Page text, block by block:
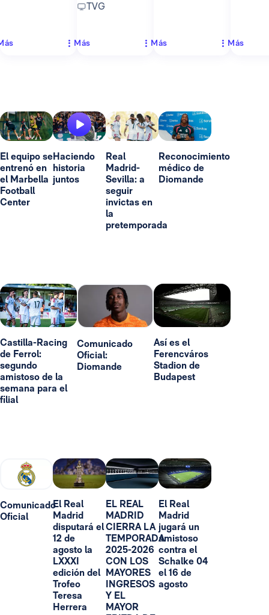
TVG
Más Más Más
El equipo se
entrenó en
el Marbella
Football
Center
Haciendo
historia
juntos
Real
Madrid-
Sevilla: a
seguir
invictas en
la
pretemporada
Reconocimiento
médico de
Diomande
Castilla-Racing
de Ferrol:
segundo
amistoso de la
semana para el
filial
Comunicado
Oficial:
Diomande
Así es el
Ferencváros
Stadion de
Budapest
Comunicado
Oficial
El Real
Madrid
disputará el
12 de
agosto la
LXXXI
edición del
Trofeo
Teresa
Herrera
EL REAL
MADRID
CIERRA LA
TEMPORADA
2025-2026
CON LOS
MAYORES
INGRESOS
Y EL
MAYOR
El Real
Madrid
jugará un
amistoso
contra el
Schalke 04
el 16 de
agosto